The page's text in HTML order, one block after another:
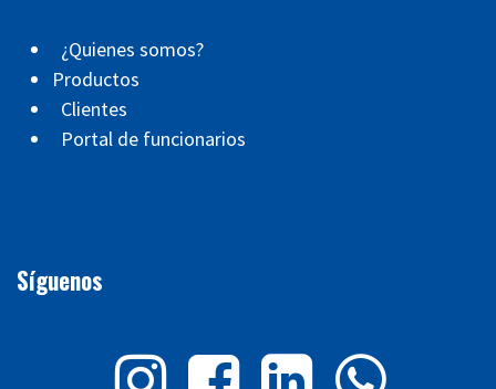
¿Quienes somos?
Productos
Clientes
Portal de funcionarios
Síguenos